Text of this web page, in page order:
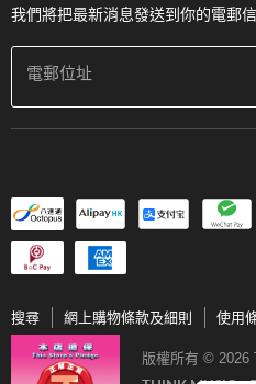
我們將把最新消息發送到你的電郵信
電郵位址
搜尋 網上購物條款及細則 使用
版權所有 © 2026